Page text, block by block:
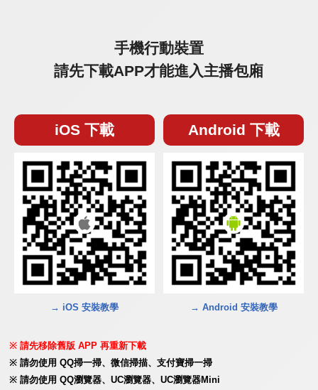
手機行動裝置
請先下載APP才能進入主播包廂
iOS 下載
→ iOS 安裝教學
Android 下載
→ Android 安裝教學
請先移除舊版 APP 再重新下載
請勿使用 QQ掃一掃、微信掃描、支付寶掃一掃
請勿使用 QQ瀏覽器、UC瀏覽器、UC瀏覽器Mini